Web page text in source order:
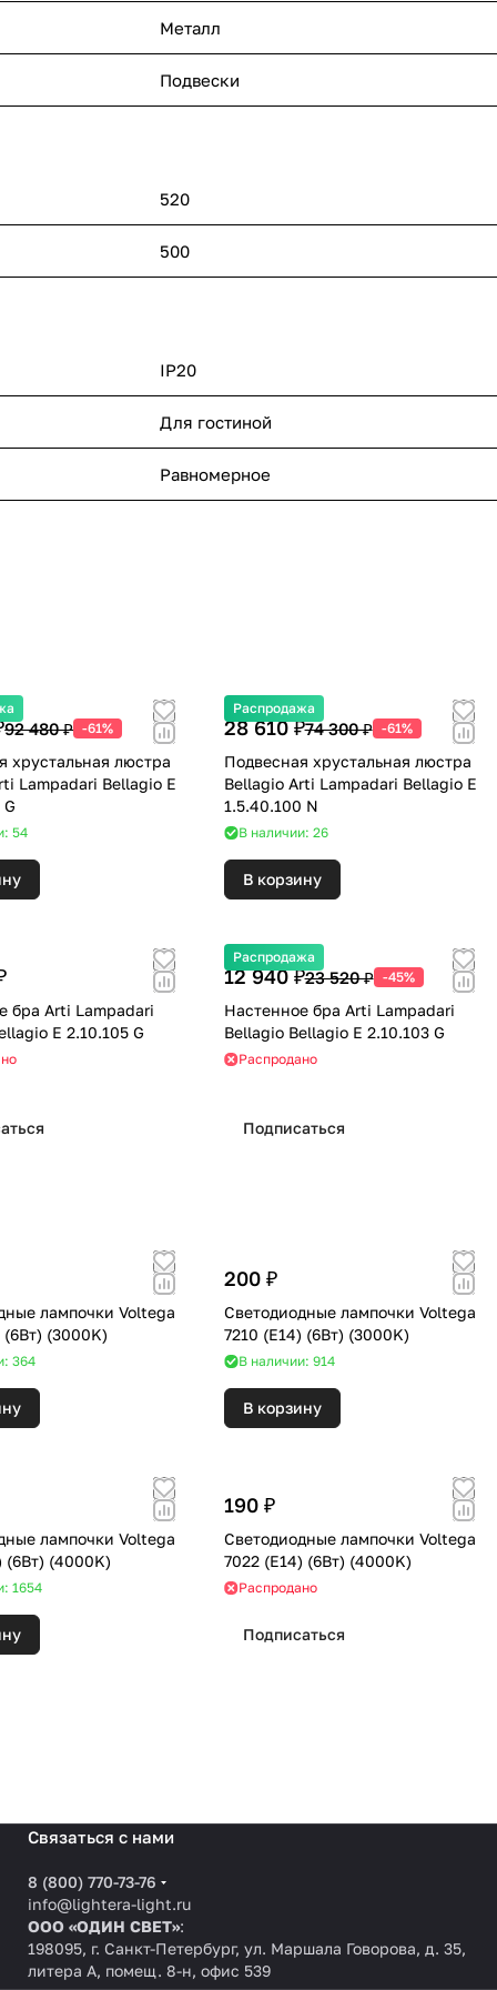
Металл
Подвески
520
500
IP20
Для гостиной
Равномерное
92 480 ₽ -61%
хрустальная люстра
Lampadari Bellagio E
54
Распродажа
28 610 ₽74 300 ₽ -61%
Подвесная хрустальная люстра
Bellagio Arti Lampadari Bellagio E
1.5.40.100 N
В наличии: 26
В корзину
бра Arti Lampadari
E 2.10.105 G
Распродажа
12 940 ₽23 520 ₽ -45%
Настенное бра Arti Lampadari
Bellagio Bellagio E 2.10.103 G
Распродано
Подписаться
лампочки Voltega
7213 (E14) (6Вт) (3000K)
364
200 ₽
Светодиодные лампочки Voltega
7210 (E14) (6Вт) (3000K)
В наличии: 914
В корзину
лампочки Voltega
7018 (E14) (6Вт) (4000K)
1654
190 ₽
Светодиодные лампочки Voltega
7022 (E14) (6Вт) (4000K)
Распродано
Подписаться
Связаться с нами
8 (800) 770-73-76
info@lightera-light.ru
ООО «ОДИН СВЕТ»:
198095, г. Санкт-Петербург, ул. Маршала Говорова, д. 35,
литера А, помещ. 8-н, офис 539